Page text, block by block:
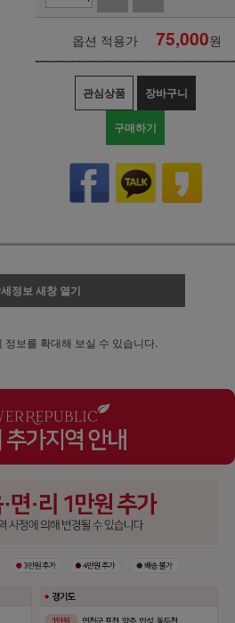
옵션 적용가 75,000원
관심상품 장바구니
구매하기
정보 새창 열기
정보를 확대해 보실 수 있습니다.